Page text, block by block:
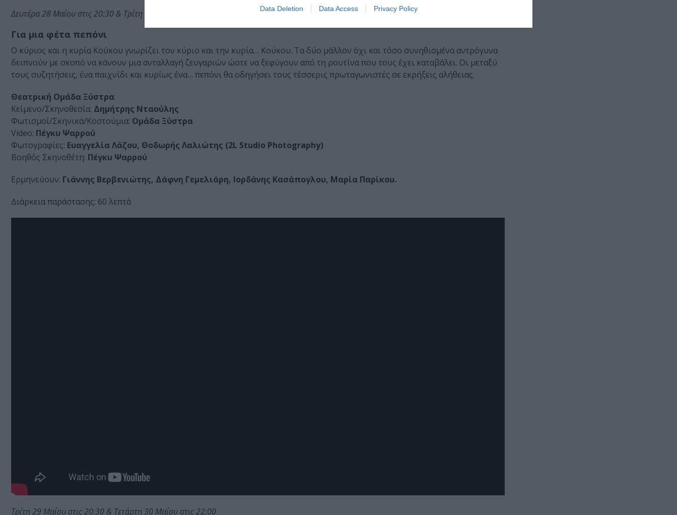
Data Deletion Data Access Privacy Policy
Δευτέρα 28 Μαΐου στις 20:30 & Τρίτη 29 Μαΐου στις 22:00
Για μια φέτα πεπόνι
Ο κύριος και η κυρία Κούκου γνωρίζει τον κύριο και την κυρία… Κούκου. Τα δύο μάλλον όχι και τόσο συνηθισμένα αντρόγυνα
δειπνούν με σκοπό να κάνουν μια ανταλλαγή ζευγαριών ώστε να ξεφύγουν από τη ρουτίνα που τους έχει καταβάλει. Οι μεταξύ
τους συζητήσεις, ένα παιχνίδι και κυρίως ένα… πεπόνι θα οδηγήσει τους τέσσερις πρωταγωνιστές σε εκρήξεις αλήθειας.
Θεατρική Ομάδα Ξύστρα
Κείμενο/Σκηνοθεσία: Δημήτρης Νταούλης
Φωτισμοί/Σκηνικά/Κοστούμια: Ομάδα Ξύστρα
Video: Πέγκυ Ψαρρού
Φωτογραφίες: Ευαγγελία Λάζου, Θοδωρής Λαλιώτης (2L Studio Photography)
Βοηθός Σκηνοθέτη: Πέγκυ Ψαρρού
Ερμηνεύουν: Γιάννης Βερβενιώτης, Δάφνη Γεμελιάρη, Ιορδάνης Κασάπογλου, Μαρία Παρίκου.
Διάρκεια παράστασης: 60 λεπτά
Τρίτη 29 Μαΐου στις 20:30 & Τετάρτη 30 Μαΐου στις 22:00